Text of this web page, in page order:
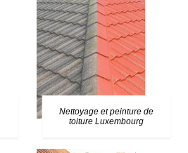
Nettoyage et peinture de
toiture Luxembourg